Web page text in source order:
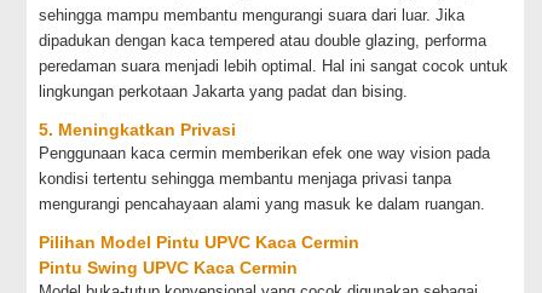
sehingga mampu membantu mengurangi suara dari luar. Jika
dipadukan dengan kaca tempered atau double glazing, performa
peredaman suara menjadi lebih optimal. Hal ini sangat cocok untuk
lingkungan perkotaan Jakarta yang padat dan bising.
5. Meningkatkan Privasi
Penggunaan kaca cermin memberikan efek one way vision pada
kondisi tertentu sehingga membantu menjaga privasi tanpa
mengurangi pencahayaan alami yang masuk ke dalam ruangan.
Pilihan Model Pintu UPVC Kaca Cermin
Pintu Swing UPVC Kaca Cermin